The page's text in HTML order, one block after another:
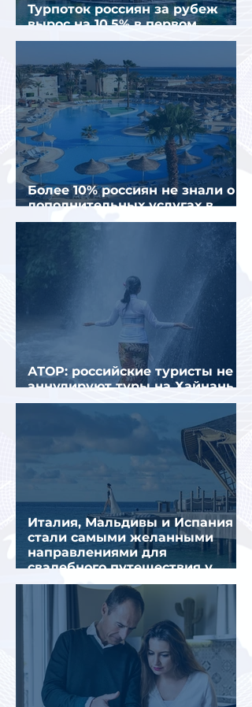
Турпоток россиян за рубеж
вырос на 10,5% в первом
полугодии 2026 года
Более 10% россиян не знали о
дополнительных услугах в
отелях
АТОР: российские туристы не
аннулируют туры на Хайнань
из-за тайфуна «Дельфин»
Италия, Мальдивы и Испания
стали самыми желанными
направлениями для
свадебного путешествия у
россиян